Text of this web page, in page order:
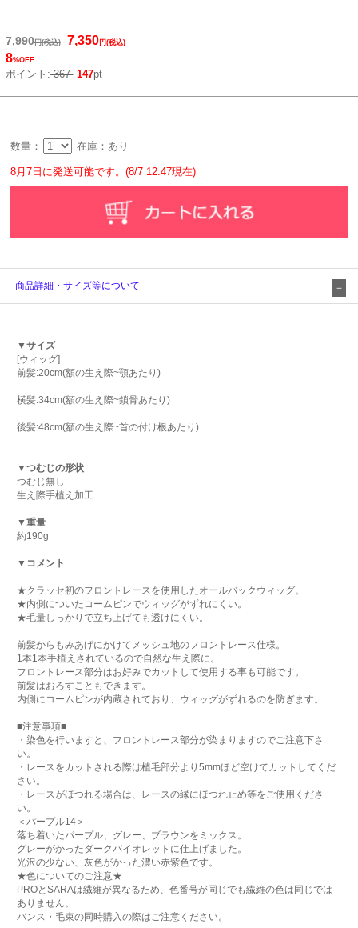
7,990円(税込) 7,350円(税込)
8%OFF
ポイント:367 147pt
数量： 在庫：あり
8月7日に発送可能です。(8/7 12:47現在)
商品詳細・サイズ等について
▼サイズ
[ウィッグ]
前髪:20cm(額の生え際~顎あたり)
横髪:34cm(額の生え際~鎖骨あたり)
後髪:48cm(額の生え際~首の付け根あたり)
▼つむじの形状
つむじ無し
生え際手植え加工
▼重量
約190g
▼コメント
★クラッセ初のフロントレースを使用したオールバックウィッグ。
★内側についたコームピンでウィッグがずれにくい。
★毛量しっかりで立ち上げても透けにくい。
前髪からもみあげにかけてメッシュ地のフロントレース仕様。
1本1本手植えされているので自然な生え際に。
フロントレース部分はお好みでカットして使用する事も可能です。
前髪はおろすこともできます。
内側にコームピンが内蔵されており、ウィッグがずれるのを防ぎます。
■注意事項■
・染色を行いますと、フロントレース部分が染まりますのでご注意下さ
い。
・レースをカットされる際は植毛部分より5mmほど空けてカットしてくだ
さい。
・レースがほつれる場合は、レースの縁にほつれ止め等をご使用くださ
い。
＜パープル14＞
落ち着いたパープル、グレー、ブラウンをミックス。
グレーがかったダークバイオレットに仕上げました。
光沢の少ない、灰色がかった濃い赤紫色です。
★色についてのご注意★
PROとSARAは繊維が異なるため、色番号が同じでも繊維の色は同じでは
ありません。
バンス・毛束の同時購入の際はご注意ください。